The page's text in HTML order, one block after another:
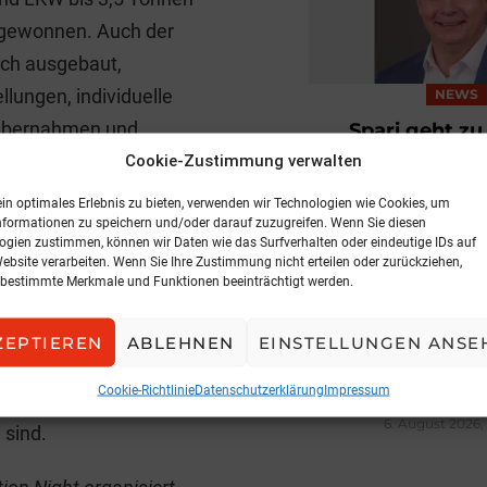
Cookie-Zustimmung verwalten
optimales Erlebnis zu bieten, verwenden wir Technologien wie Cookies, um
zu speichern und/oder darauf zuzugreifen. Wenn Sie diesen
zustimmen, können wir Daten wie das Surfverhalten oder eindeutige IDs auf
verarbeiten. Wenn Sie Ihre Zustimmung nicht erteilen oder zurückziehen,
Merkmale und Funktionen beeinträchtigt werden.
ABLEHNEN EINSTELLUNGEN
Cookie-RichtlinieDatenschutzerklärungImpressum
Auch der
ausgebaut,
individuelle
und
Sie hatten dieses
hat, oder?
Geburtstag. Es
Einstieg. Sie hat
Lösung
dass wir hier den
NEWS
Spari geht zu
3. August 2026,
6. August 2026,